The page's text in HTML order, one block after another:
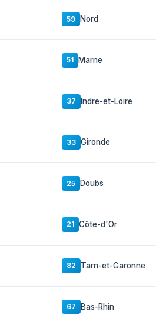
59 Nord
51 Marne
37 Indre-et-Loire
33 Gironde
25 Doubs
21 Côte-d'Or
82 Tarn-et-Garonne
67 Bas-Rhin